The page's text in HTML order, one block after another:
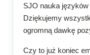
SJO nauka języków
Dziękujemy
ogromną dawkę
Czy to już koniec